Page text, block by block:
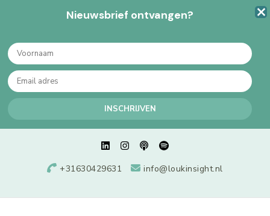
Nieuwsbrief ontvangen?
+31630429631 info@loukinsight.nl